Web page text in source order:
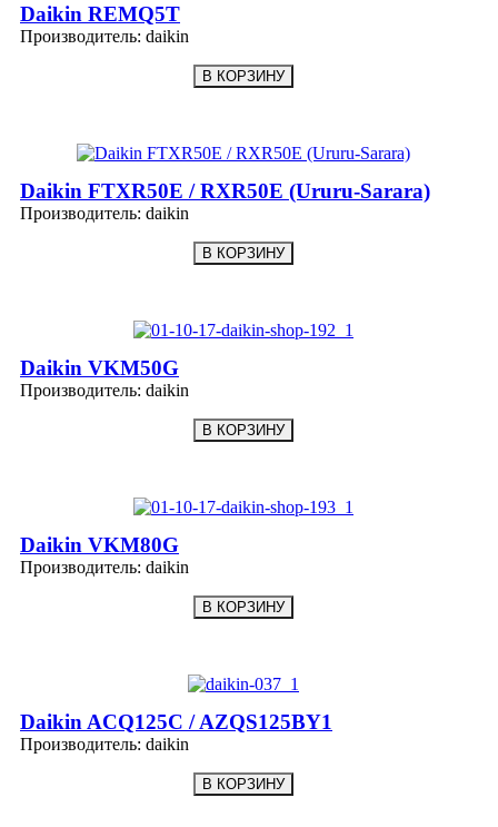
Daikin REMQ5T
Производитель: daikin
Daikin FTXR50E / RXR50E (Ururu-Sarara)
Производитель: daikin
Daikin VKM50G
Производитель: daikin
Daikin VKM80G
Производитель: daikin
Daikin ACQ125C / AZQS125BY1
Производитель: daikin